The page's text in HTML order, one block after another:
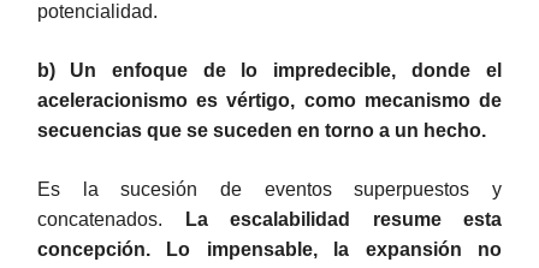
potencialidad.
b)
Un enfoque de lo impredecible, donde el
aceleracionismo es vértigo, como mecanismo de
secuencias que se suceden en torno a un hecho.
Es la sucesión de eventos superpuestos y
concatenados.
La escalabilidad resume esta
concepción. Lo impensable, la expansión no